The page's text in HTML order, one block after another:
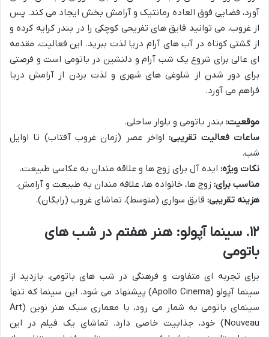
آورد، فضایی فوق العاده رمانتیک و آرامش بخش ایجاد می کند. پس
از غروب، می توانید قایق های تفریحی کوچکی را در بندر کرایه کرده و
از گشتی کوتاه در آب های آرام دریا لذت ببرید. این فعالیت، مقدمه
ای عالی برای شروع یک شب آرام و دلنشین در باتومی است و فرصتی
برای دور شدن از شلوغی های شهری و لذت بردن از آرامش دریا
فراهم می آورد.
موقعیت: بندر باتومی و بلوار ساحلی.
ساعات فعالیت تقریبی:اواخر عصر (زمان غروب آفتاب) تا اوایل
شب.
نکات ویژه: ایده آل برای زوج ها و علاقه مندان به عکاسی طبیعت.
مناسب برای: زوج ها، خانواده ها، علاقه مندان به طبیعت و آرامش.
هزینه تقریبی: قایق سواری (متوسط)، تماشای غروب (رایگان).
۱۲. سینما آپولو: هنر هفتم در شب های
باتومی
برای تجربه ای متفاوت و فرهنگی در شب های باتومی، بازدید از
سینما آپولو (Apollo Cinema) پیشنهاد می شود. این سینما که تنها
سینمای باتومی به شمار می رود، با معماری سبک هنر نوین (Art
Nouveau) خود، جذابیت خاصی دارد. تماشای یک فیلم در این